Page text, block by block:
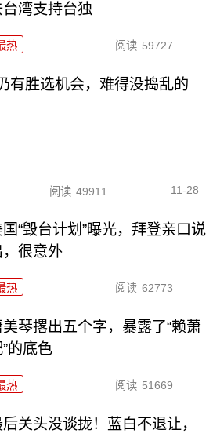
台湾支持台独
热 阅读 59727
有胜选机会，难得没捣乱的
阅读 49911 11-28
国“毁台计划”曝光，拜登亲口说
，很意外
热 阅读 62773
美琴撂出五个字，暴露了“赖萧
”的底色
热 阅读 51669
后关头没谈拢！蓝白不退让，